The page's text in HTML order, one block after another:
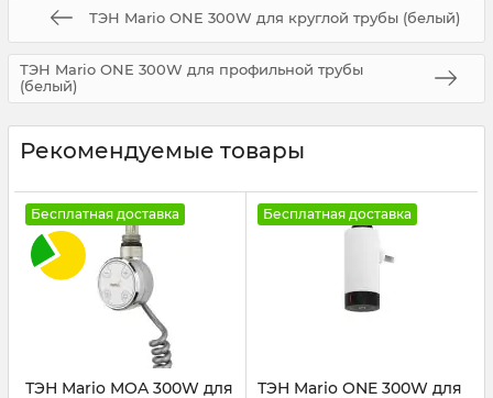
ТЭН Mario ONE 300W для круглой трубы (белый)
ТЭН Mario ONE 300W для профильной трубы
(белый)
Рекомендуемые товары
Бесплатная доставка
ТЭН Mario MOA 300W для
Бесплатная доставка
ТЭН Mario ONE 300W для